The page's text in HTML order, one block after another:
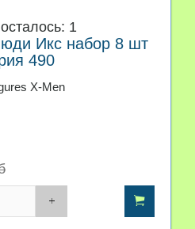
1
Икс набор 8 шт
490
X-Men